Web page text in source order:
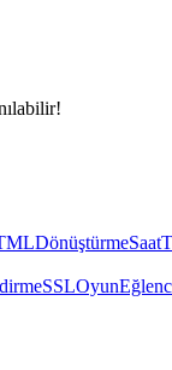
DönüştürmeSaat
SSLOyun